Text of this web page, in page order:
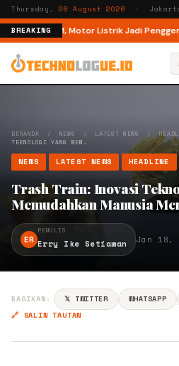
Thursday,06 August 2026 ·
BREAKING
di M6 DM, Motor Listrik Jadi Penggerak
BERANDA / NEWS / LATEST NEWS /
TEKNOLOGI YANG MEM…
NEWS LATEST NEWS HEADLINE
Trash Train: Inovasi
Memudahkan Manusia
ER
PENULIS
Erry Ike Setiawan Jan 18,
BAGIKAN: 𝕏 TWITTER WHATSAPP
🔗 SALIN TAUTAN